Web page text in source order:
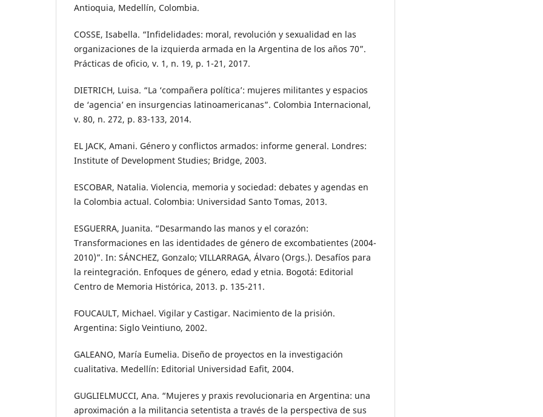
Antioquia, Medellín, Colombia.
COSSE, Isabella. “Infidelidades: moral, revolución y sexualidad en las
organizaciones de la izquierda armada en la Argentina de los años 70”.
Prácticas de oficio, v. 1, n. 19, p. 1-21, 2017.
DIETRICH, Luisa. “La ‘compañera política’: mujeres militantes y espacios
de ‘agencia’ en insurgencias latinoamericanas”. Colombia Internacional,
v. 80, n. 272, p. 83-133, 2014.
EL JACK, Amani. Género y conflictos armados: informe general. Londres:
Institute of Development Studies; Bridge, 2003.
ESCOBAR, Natalia. Violencia, memoria y sociedad: debates y agendas en
la Colombia actual. Colombia: Universidad Santo Tomas, 2013.
ESGUERRA, Juanita. “Desarmando las manos y el corazón:
Transformaciones en las identidades de género de excombatientes (2004-
2010)”. In: SÁNCHEZ, Gonzalo; VILLARRAGA, Álvaro (Orgs.). Desafíos para
la reintegración. Enfoques de género, edad y etnia. Bogotá: Editorial
Centro de Memoria Histórica, 2013. p. 135-211.
FOUCAULT, Michael. Vigilar y Castigar. Nacimiento de la prisión.
Argentina: Siglo Veintiuno, 2002.
GALEANO, María Eumelia. Diseño de proyectos en la investigación
cualitativa. Medellín: Editorial Universidad Eafit, 2004.
GUGLIELMUCCI, Ana. “Mujeres y praxis revolucionaria en Argentina: una
aproximación a la militancia setentista a través de la perspectiva de sus